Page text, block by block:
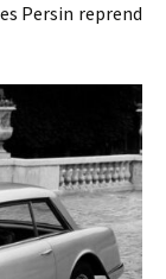
Persin reprend